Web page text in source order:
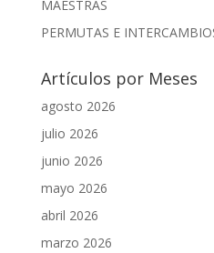
MAESTRAS
PERMUTAS E
Artículos por Meses
agosto 2026
julio 2026
junio 2026
mayo 2026
abril 2026
marzo 2026